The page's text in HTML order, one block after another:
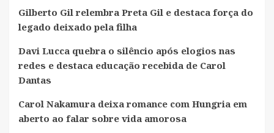
Gilberto Gil relembra Preta Gil e destaca força do
legado deixado pela filha
Davi Lucca quebra o silêncio após elogios nas
redes e destaca educação recebida de Carol
Dantas
Carol Nakamura deixa romance com Hungria em
aberto ao falar sobre vida amorosa